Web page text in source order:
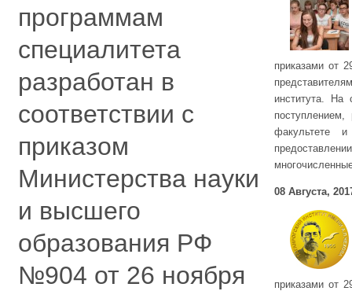
программам
специалитета
разработан в
соответствии с
приказом
Министерства науки
и высшего
образования РФ
№904 от 26 ноября
приказами от
института. На
поступлением,
факультете
08 Августа,
приказами от